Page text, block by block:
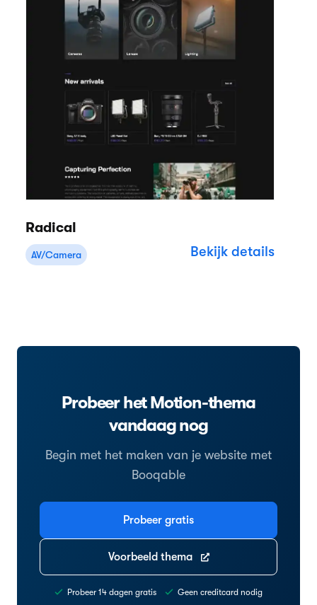
Radical
AV/Camera Bekijk details
Probeer het Motion-thema
vandaag nog
Begin met het maken van je website met
Booqable
Probeer gratis
Voorbeeld thema
Probeer 14 dagen gratis Geen creditcard nodig